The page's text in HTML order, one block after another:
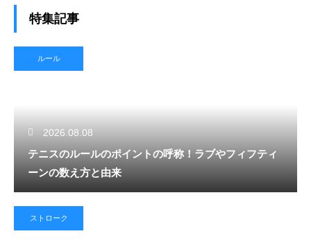
特集記事
ルール
2026.08.08
テニスのルールのポイントの呼称！ラブやフィフティ
ーンの数え方と由来
ストローク